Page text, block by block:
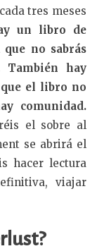
tres meses
un libro de
no sabrás
También hay
el libro no
comunidad.
el sobre al
se abrirá el
hacer lectura
viajar